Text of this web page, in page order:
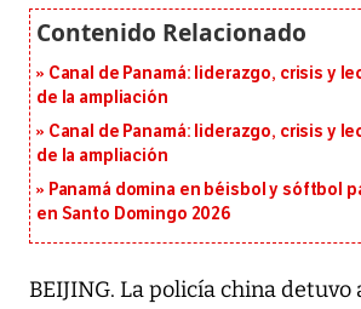
Canal de Panamá: liderazgo, crisis y
de la ampliación
Canal de Panamá: liderazgo, crisis y
de la ampliación
Panamá domina en béisbol y sóftbol
en Santo Domingo 2026
BEIJING. La policía china detuvo